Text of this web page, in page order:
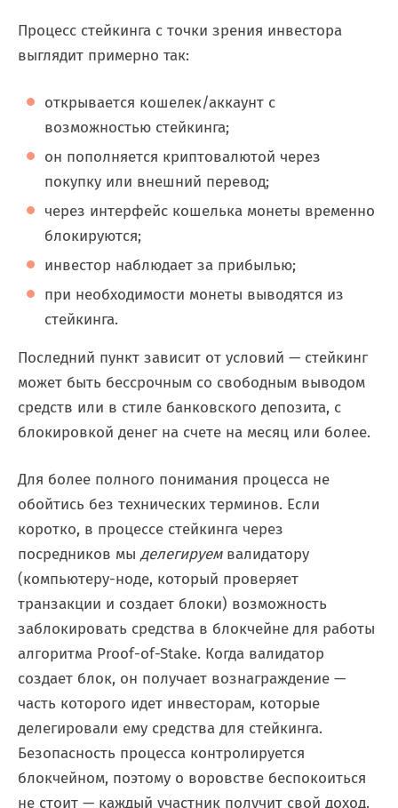
Процесс стейкинга с точки зрения инвестора
выглядит примерно так:
открывается кошелек/аккаунт с
возможностью стейкинга;
он пополняется криптовалютой через
покупку или внешний перевод;
через интерфейс кошелька монеты временно
блокируются;
инвестор наблюдает за прибылью;
при необходимости монеты выводятся из
стейкинга.
Последний пункт зависит от условий — стейкинг
может быть бессрочным со свободным выводом
средств или в стиле банковского депозита, с
блокировкой денег на счете на месяц или более.
Для более полного понимания процесса не
обойтись без технических терминов. Если
коротко, в процессе стейкинга через
посредников мы делегируемвалидатору
(компьютеру-ноде, который проверяет
транзакции и создает блоки) возможность
заблокировать средства в блокчейне для работы
алгоритма Proof-of-Stake. Когда валидатор
создает блок, он получает вознаграждение —
часть которого идет инвесторам, которые
делегировали ему средства для стейкинга.
Безопасность процесса контролируется
блокчейном, поэтому о воровстве беспокоиться
не стоит — каждый участник получит свой доход.